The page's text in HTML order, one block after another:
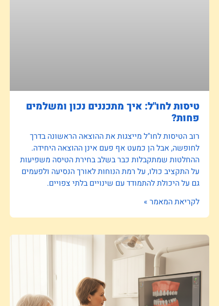
טיסות לחו"ל: איך מתכננים נכון ומשלמים
פחות?
רוב הטיסות לחו"ל מייצגות את ההוצאה הראשונה בדרך
לחופשה, אבל הן כמעט אף פעם אינן ההוצאה היחידה.
ההחלטות שמתקבלות כבר בשלב בחירת הטיסה משפיעות
על התקציב כולו, על רמת הנוחות לאורך הנסיעה ולפעמים
גם על היכולת להתמודד עם שינויים בלתי צפויים.
לקריאת המאמר »